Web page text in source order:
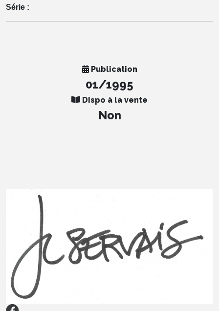
Série :
Publication
01/1995
Dispo à la vente
Non